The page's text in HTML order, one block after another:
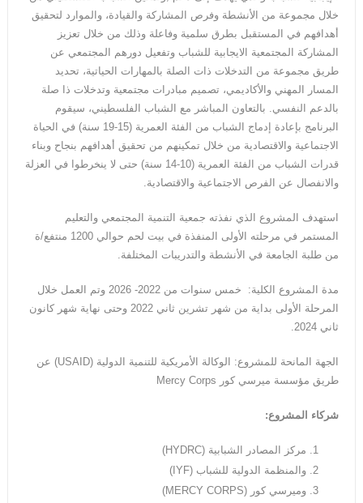
خلال مجموعة من الأنشطة وفرص المشاركة والقيادة، والموارد لتحقيق
أهدافهم في المستقبل بطرق سلمية وفاعلة وذلك من خلال تعزيز
المشاركة المجتمعية الايجابية للشباب وتفعيل دورهم المجتمعي عن
طريق مجموعة من التدخلات ذات الصلة بالمهارات الحياتية، تحديد
المسار المهني والأكاديمي، تصميم مبادرات مجتمعية وتدخلات ذا صلة
بالدعم النفسي. بالتعاون المباشر مع الشباب الفلسطيني، سيقوم
البرنامج بإعادة إدماج الشباب من الفئة العمرية (15-19 سنة) في الحياة
الاجتماعية والاقتصادية من خلال تمكينهم من تحقيق أهدافهم بنجاح وبناء
قدرات الشباب من الفئة العمرية (10-14 سنة) حتى لا ينخرطوا في العزلة
والانفصال عن الفرص الاجتماعية والاقتصادية.
استهدف المشروع الذي نفذته جمعية التنمية المجتمعي والتعليم
المستمر في مرحلته الأولى المنفذة في بيت لحم حوالي 1200 منتفع/ة
من طلبة الجامعة في الأنشطة والتدريبات المختلفة.
مدة المشروع الكلية: خمس سنوات من 2022- 2026 وتم العمل خلال
المرحلة الأولى بداية من شهر تشرين ثاني 2022 وحتى نهاية شهر كانون
ثاني 2024.
الجهة المانحة للمشروع: الوكالة الأمريكية للتنمية الدولية (USAID) عن
طريق مؤسسة ميرسي كور Mercy Corps
شركاء المشروع:
مركز المصادر الشبابية (HYDRC)
والمنظمة الدولية للشباب (IYF)
وميرسي كور (MERCY CORPS)